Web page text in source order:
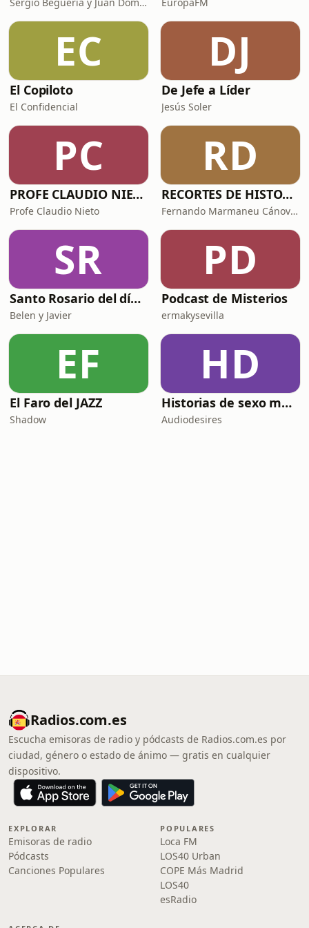
EC
El Copiloto
El Confidencial
DJ
De Jefe a Líder
Jesús Soler
PC
PROFE CLAUDIO NIETO
Profe Claudio Nieto
RD
RECORTES DE HISTORIA Y CIENCIA
Fernando Marmaneu Cánovas
SR
Santo Rosario del día. 🙏 Reza con nosotros en castellano 🇪🇸
Belen y Javier
PD
Podcast de Misterios
ermakysevilla
EF
El Faro del JAZZ
Shadow
HD
Historias de sexo muy intensas y calientes
Audiodesires
Radios.com.es
Escucha emisoras de radio y pódcasts de Radios.com.es por
ciudad, género o estado de ánimo — gratis en cualquier
dispositivo.
EXPLORAR
Emisoras de radio
Pódcasts
Canciones Populares
POPULARES
Loca FM
LOS40 Urban
COPE Más Madrid
LOS40
esRadio